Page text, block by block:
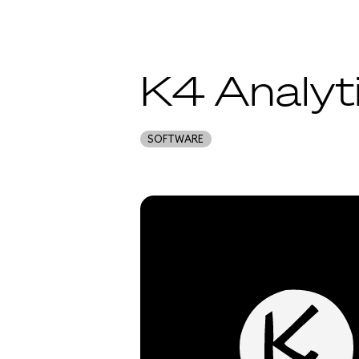
K4
SOFTWARE